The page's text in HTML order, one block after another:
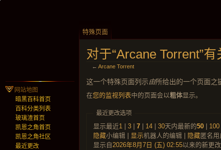
对于“Arcane Torrent”
← Arcane Torrent
这一个特殊页面列示由所给出的一个页面之
在您的监视列表中的页面会以粗体显示。
最近更改选项
显示最近1 | 3| 7| 14| 30天内最新的50| 100
隐藏小编辑 | 显示机器人的编辑 | 隐藏匿名
显示自 2026年8月7日 (五) 02:55以来的新更改
特殊页面
网站地图
暗黑百科首页
百科分类列表
玻璃渣首页
凯恩之角首页
凯恩之角社区
最近更改